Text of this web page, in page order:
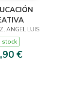
ANGEL LUIS
stock
€